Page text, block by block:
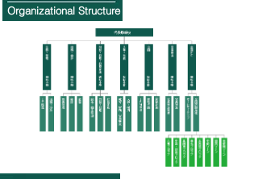
Organizational Structure